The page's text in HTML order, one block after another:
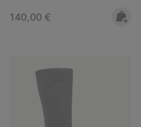
Regular price:
140,00 €